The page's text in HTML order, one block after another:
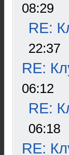
08:29
RE:
22:37
RE:
06:12
RE:
06:18
RE: